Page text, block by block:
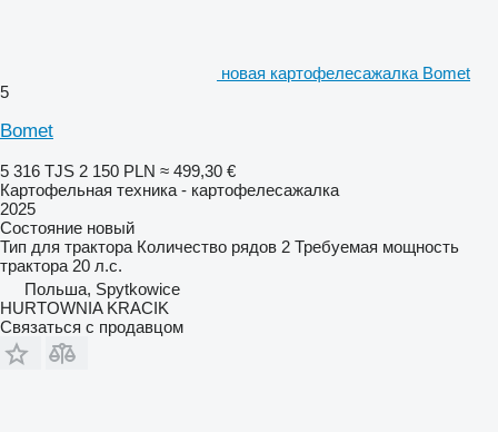
новая картофелесажалка Bomet
5
Bomet
5 316 TJS 2 150 PLN ≈ 499,30 €
Картофельная техника - картофелесажалка
2025
Состояние новый
Тип для трактора Количество рядов 2 Требуемая мощность
трактора 20 л.с.
Польша, Spytkowice
HURTOWNIA KRACIK
Связаться с продавцом